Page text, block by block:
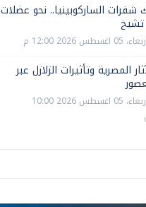
شفرات الساركوبينيا.. نحو عضلات
تشيخ
اغسطس 2026 12:00 م
المصرية وتأثيرات الزلازل عبر
الأربعاء، 05 اغسطس 2026 10:00